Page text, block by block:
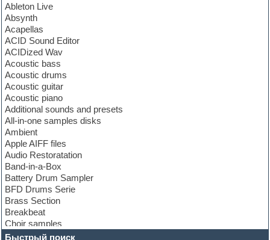
Ableton Live
Absynth
Acapellas
ACID Sound Editor
ACIDized Wav
Acoustic bass
Acoustic drums
Acoustic guitar
Acoustic piano
Additional sounds and presets
All-in-one samples disks
Ambient
Apple AIFF files
Audio Restoratation
Band-in-a-Box
Battery Drum Sampler
BFD Drums Serie
Brass Section
Breakbeat
Choir samples
Chris Hein Samples
Быстрый поиск